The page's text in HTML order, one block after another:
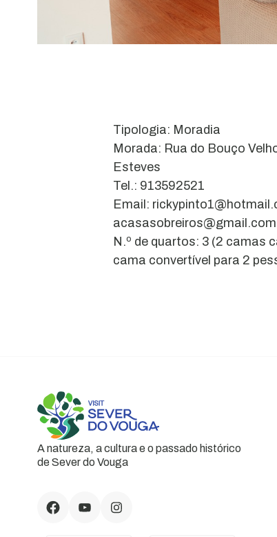
Tipologia: Moradia
Morada: Rua do Bouço
Esteves
Tel.: 913592521
Email:
acasasobreiros@gmail.com
N.º de quartos: 3 (2 camas
cama convertível para 2
A natureza, a cultura e o passado histórico
de Sever do Vouga